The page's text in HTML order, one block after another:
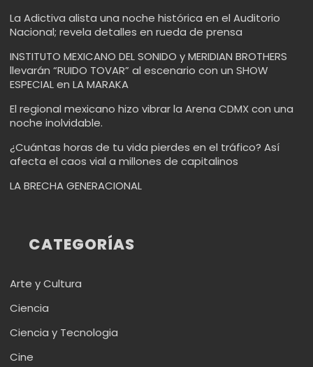
La Adictiva alista una noche histórica en el Auditorio
Nacional; revela detalles en rueda de prensa
INSTITUTO MEXICANO DEL SONIDO y MERIDIAN BROTHERS
llevarán “RUIDO TOVAR” al escenario con un SHOW
ESPECIAL en LA MARAKA
El regional mexicano hizo vibrar la Arena CDMX con una
noche inolvidable.
¿Cuántas horas de tu vida pierdes en el tráfico? Así
afecta el caos vial a millones de capitalinos
LA BRECHA GENERACIONAL
CATEGORÍAS
Arte y Cultura
Ciencia
Ciencia y Tecnologia
Cine